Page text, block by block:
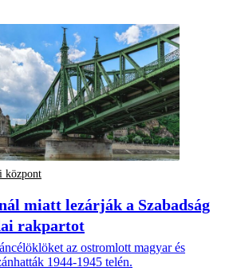
központ
miatt lezárják a Szabadság
rakpartot
az ostromlott magyar és
1944-1945 telén.